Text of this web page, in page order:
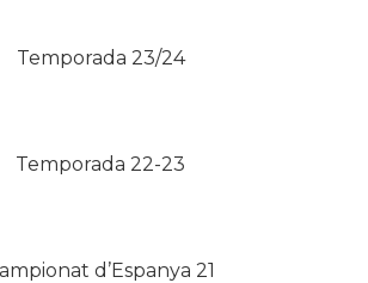
Temporada 23/24
Temporada 22-23
d’Espanya 21